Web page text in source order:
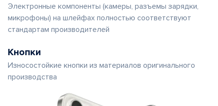
Электронные компоненты (камеры, разъемы зарядки,
микрофоны) на шлейфах полностью соответствуют
стандартам производителей
Кнопки
Износостойкие кнопки из материалов оригинального
производства